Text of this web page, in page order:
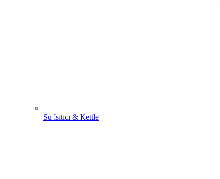
Su Isıtıcı & Kettle